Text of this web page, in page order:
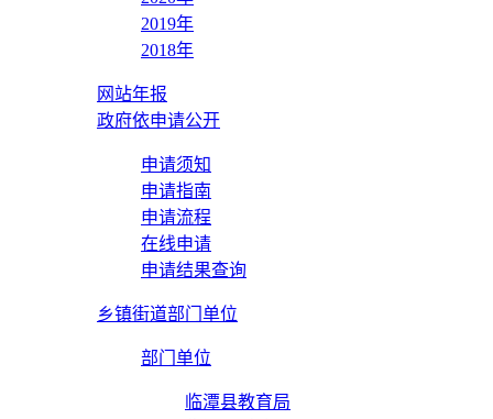
2019年
2018年
网站年报
政府依申请公开
申请须知
申请指南
申请流程
在线申请
申请结果查询
乡镇街道部门单位
部门单位
临潭县教育局